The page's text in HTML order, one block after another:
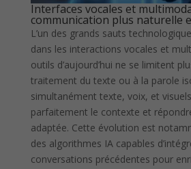
Interfaces vocales et
communication plus naturelle
L’un des grands sauts
dans les interactions vocales et
outils d’aujourd’hui ne se limitent
traitement du texte ou à la parole
simultanément texte, voix, et
parfaitement le contexte et
adaptée. Cette évolution est
des algorithmes IA capables
conversations précédentes pour